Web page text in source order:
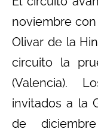
noviembre
Olivar de la
circuito la
(Valencia).
invitados a la
de